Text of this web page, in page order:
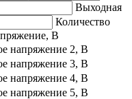
Выходная
Количество
В
напряжение 2, В
напряжение 3, В
напряжение 4, В
напряжение 5, В